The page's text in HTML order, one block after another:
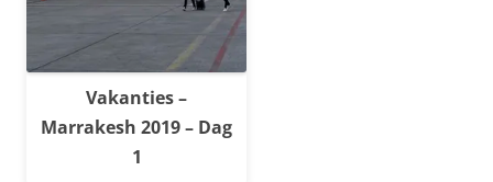
Vakanties –
Marrakesh 2019 – Dag
1